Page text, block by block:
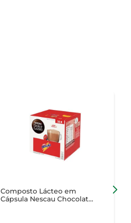
Composto Lácteo em
Cápsula Nescau Chocolate